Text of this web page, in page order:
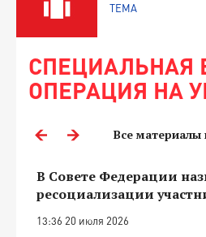
ТЕМА
СПЕЦИАЛЬНАЯ
ОПЕРАЦИЯ НА
Все материалы
В Совете Федерации
ресоциализации
13:36 20 июля 2026